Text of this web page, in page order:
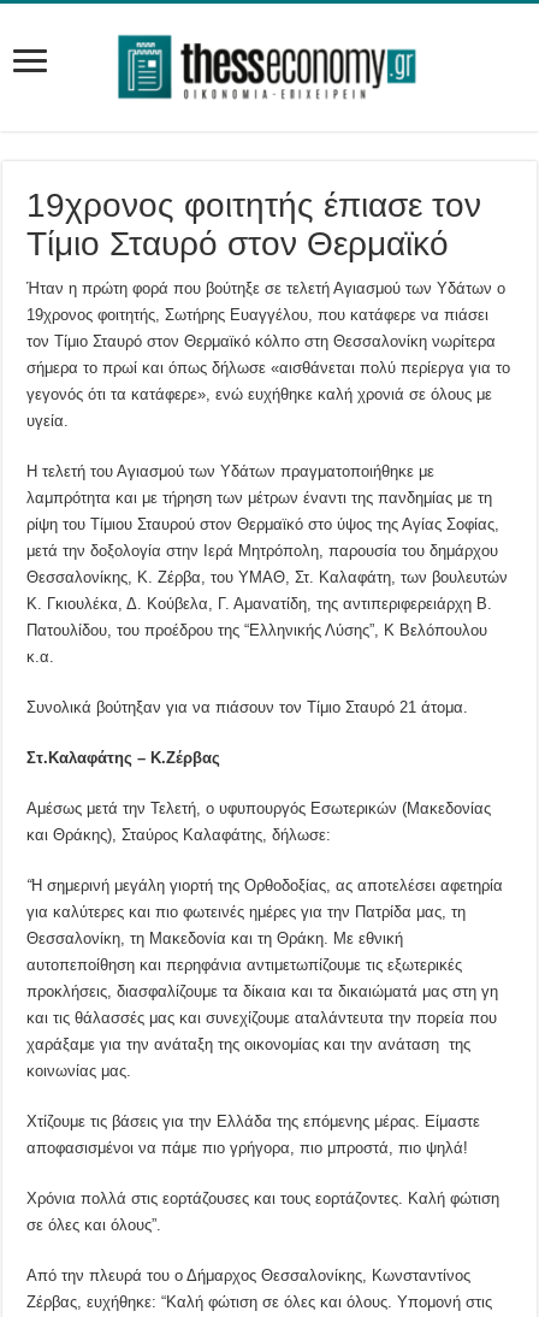
19χρονος φοιτητής έπιασε τον
Τίμιο Σταυρό στον Θερμαϊκό
Ήταν η πρώτη φορά που βούτηξε σε τελετή Αγιασμού των Υδάτων ο
19χρονος φοιτητής, Σωτήρης Ευαγγέλου, που κατάφερε να πιάσει
τον Τίμιο Σταυρό στον Θερμαϊκό κόλπο στη Θεσσαλονίκη νωρίτερα
σήμερα το πρωί και όπως δήλωσε «αισθάνεται πολύ περίεργα για το
γεγονός ότι τα κατάφερε», ενώ ευχήθηκε καλή χρονιά σε όλους με
υγεία.
Η τελετή του Αγιασμού των Υδάτων πραγματοποιήθηκε με
λαμπρότητα και με τήρηση των μέτρων έναντι της πανδημίας με τη
ρίψη του Τίμιου Σταυρού στον Θερμαϊκό στο ύψος της Αγίας Σοφίας,
μετά την δοξολογία στην Ιερά Μητρόπολη, παρουσία του δημάρχου
Θεσσαλονίκης, Κ. Ζέρβα, του ΥΜΑΘ, Στ. Καλαφάτη, των βουλευτών
Κ. Γκιουλέκα, Δ. Κούβελα, Γ. Αμανατίδη, της αντιπεριφερειάρχη Β.
Πατουλίδου, του προέδρου της “Ελληνικής Λύσης”, Κ Βελόπουλου
κ.α.
Συνολικά βούτηξαν για να πιάσουν τον Τίμιο Σταυρό 21 άτομα.
Στ.Καλαφάτης – Κ.Ζέρβας
Αμέσως μετά την Τελετή, ο υφυπουργός Εσωτερικών (Μακεδονίας
και Θράκης), Σταύρος Καλαφάτης, δήλωσε:
“Η σημερινή μεγάλη γιορτή της Ορθοδοξίας, ας αποτελέσει αφετηρία
για καλύτερες και πιο φωτεινές ημέρες για την Πατρίδα μας, τη
Θεσσαλονίκη, τη Μακεδονία και τη Θράκη. Με εθνική
αυτοπεποίθηση και περηφάνια αντιμετωπίζουμε τις εξωτερικές
προκλήσεις, διασφαλίζουμε τα δίκαια και τα δικαιώματά μας στη γη
και τις θάλασσές μας και συνεχίζουμε αταλάντευτα την πορεία που
χαράξαμε για την ανάταξη της οικονομίας και την ανάταση της
κοινωνίας μας.
Χτίζουμε τις βάσεις για την Ελλάδα της επόμενης μέρας. Είμαστε
αποφασισμένοι να πάμε πιο γρήγορα, πιο μπροστά, πιο ψηλά!
Χρόνια πολλά στις εορτάζουσες και τους εορτάζοντες. Καλή φώτιση
σε όλες και όλους”.
Από την πλευρά του ο Δήμαρχος Θεσσαλονίκης, Κωνσταντίνος
Ζέρβας, ευχήθηκε: “Καλή φώτιση σε όλες και όλους. Υπομονή στις